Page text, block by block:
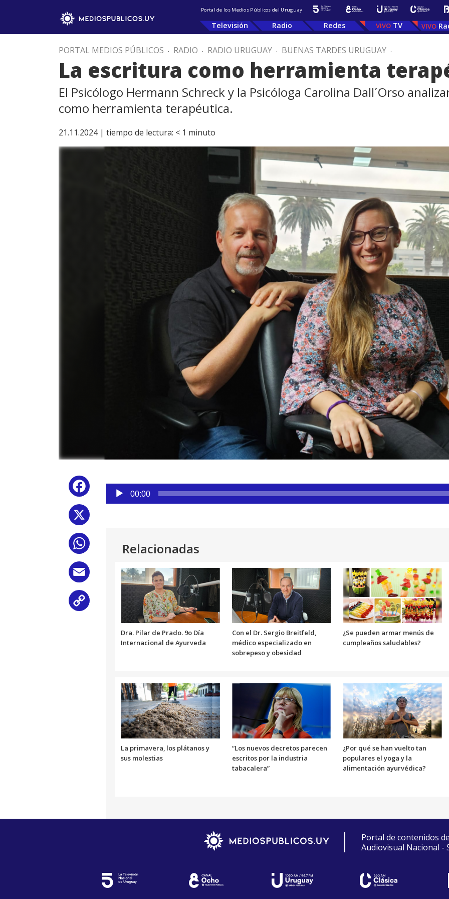
Portal de los Medios Públicos del Uruguay
Televisión Radio Redes TV
PORTAL MEDIOS PÚBLICOS . RADIO . RADIO URUGUAY . BUENAS TARDES URUGUAY .
La escritura como herramienta
El Psicólogo Hermann Schreck y la Psicóloga Carolina Dall´Orso
como herramienta terapéutica.
21.11.2024 | tiempo de lectura: < 1 minuto
Facebook
WhatsApp
Reproductor
audio
00:00
Relacionadas
Dra. Pilar de Prado. 9o Día
Internacional de Ayurveda
Con el Dr. Sergio Breitfeld,
médico especializado en
sobrepeso y obesidad
¿Se pueden armar menús de
cumpleaños saludables?
La primavera, los plátanos y
sus molestias
“Los nuevos decretos parecen
escritos por la industria
tabacalera”
¿Por qué se han vuelto tan
populares el yoga y la
alimentación ayurvédica?
Portal de contenidos
Audiovisual Nacional -